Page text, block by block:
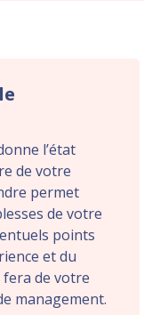
l’état
de votre
permet
de votre
points
et du
de votre
management.